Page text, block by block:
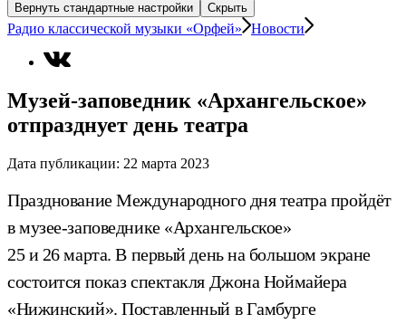
Вернуть стандартные настройки
Скрыть
Радио классической музыки «Орфей» Новости
Музей-заповедник «Архангельское»
отпразднует день театра
Дата публикации: 22 марта 2023
Празднование Международного дня театра пройдёт
в музее-заповеднике «Архангельское»
25 и 26 марта. В первый день на большом экране
состоится показ спектакля Джона Ноймайера
«Нижинский». Поставленный в Гамбурге